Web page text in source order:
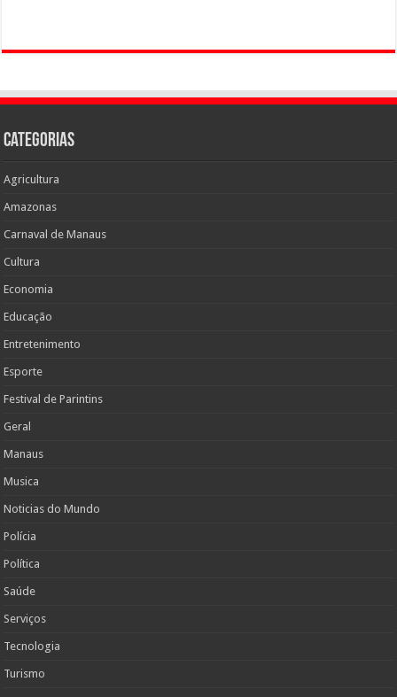
Categorias
Agricultura
Amazonas
Carnaval de Manaus
Cultura
Economia
Educação
Entretenimento
Esporte
Festival de Parintins
Geral
Manaus
Musica
Noticias do Mundo
Polícia
Política
Saúde
Serviços
Tecnologia
Turismo